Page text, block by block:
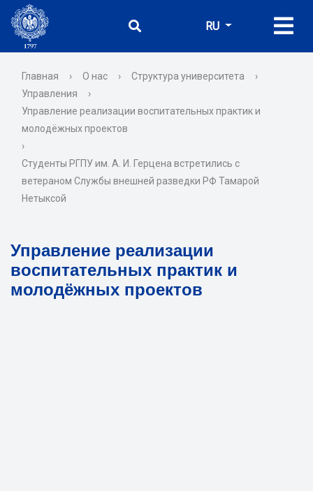
RU
Главная › О нас › Структура университета
›
Управления
›
Управление реализации воспитательных практик и
молодёжных проектов
›
Студенты РГПУ им. А. И. Герцена встретились с
ветераном Службы внешней разведки РФ Тамарой
Нетыксой
Управление реализации
воспитательных практик и
молодёжных проектов